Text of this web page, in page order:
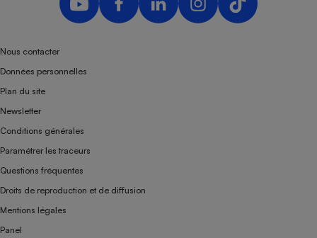
Nous contacter
Données personnelles
Plan du site
Newsletter
Conditions générales
Paramétrer les traceurs
Questions fréquentes
Droits de reproduction et de diffusion
Mentions légales
Panel